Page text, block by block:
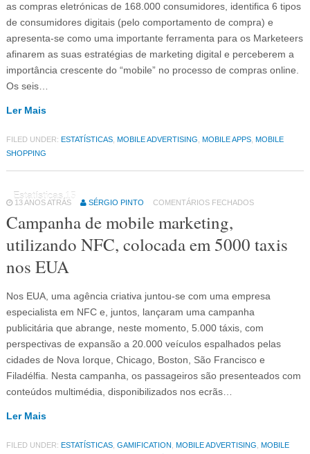
as compras eletrónicas de 168.000 consumidores, identifica 6 tipos
de consumidores digitais (pelo comportamento de compra) e
apresenta-se como uma importante ferramenta para os Marketeers
afinarem as suas estratégias de marketing digital e perceberem a
importância crescente do “mobile” no processo de compras online.
Os seis…
Ler Mais
FILED UNDER: ESTATÍSTICAS, MOBILE ADVERTISING MOBILE APPS, MOBILE
SHOPPING
Estatísticas 15
13 ANOS ATRÁS SÉRGIO PINTO COMENTÁRIOS FECHADOS
Campanha de mobile marketing,
utilizando NFC, colocada em 5000 taxis
nos EUA
Nos EUA, uma agência criativa juntou-se com uma empresa
especialista em NFC e, juntos, lançaram uma campanha
publicitária que abrange, neste momento, 5.000 táxis, com
perspectivas de expansão a 20.000 veículos espalhados pelas
cidades de Nova Iorque, Chicago, Boston, São Francisco e
Filadélfia. Nesta campanha, os passageiros são presenteados com
conteúdos multimédia, disponibilizados nos ecrãs…
Ler Mais
FILED UNDER: ESTATÍSTICAS, GAMIFICATION MOBILE ADVERTISING MOBILE